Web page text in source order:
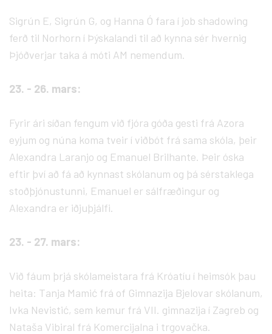
Sigrún E, Sigrún G, og Hanna Ó fara í job shadowing
ferð til Norhorn í Þýskalandi til að kynna sér hvernig
Þjóðverjar taka á móti AM nemendum.
23. - 26. mars:
Fyrir ári síðan fengum við fjóra góða gesti frá Azora
eyjum og núna koma tveir í viðbót frá sama skóla, þeir
Alexandra Laranjo og Emanuel Brilhante. Þeir óska
eftir því að fá að kynnast skólanum og þá sérstaklega
stoðþjónustunni, Emanuel er sálfræðingur og
Alexandra er iðjuþjálfi.
23. - 27. mars:
Við fáum þrjá skólameistara frá Króatíu í heimsók þau
heita: Tanja Mamić frá of Gimnazija Bjelovar skólanum,
Ivka Nevistić, sem kemur frá VII. gimnazija í Zagreb og
Nataša Vibiral frá Komercijalna i trgovačka.